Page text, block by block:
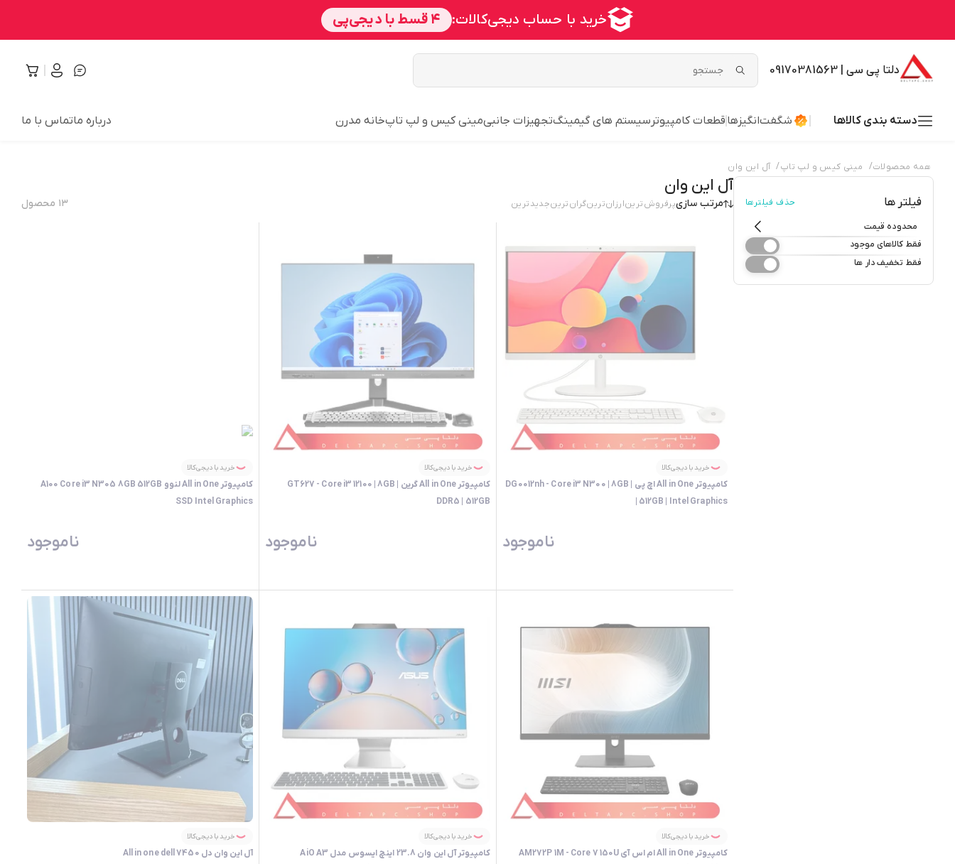
دلتا پی سی | 09170381563
دسته بندی کالاها شگفت‌انگیزها قطعات کامپیوتر سیستم های گیمینگتجهیزات جانبیمینی کیس و لپ تاپخانه مدرن درباره ماتماس با ما
همه محصولات/ مینی کیس و لپ تاپ/ آل این وان
فیلتر ها حذف فیلترها
محدوده قیمت
فقط کالاهای موجود
فقط تخفیف دار ها
آل این وان
مرتب سازیپرفروش‌ترینارزان‌ترینگران‌ترینجدید‌ترین ۱۳ محصول
خرید با دیجی‌کالا
کامپیوتر All in One اچ پی | DG0012nh - Core i3 N300 | 8GB
| 512GB | Intel Graphics
ناموجود
خرید با دیجی‌کالا
کامپیوتر All in One گرین | GT627 - Core i3 12100 | 8GB
DDR5 | 512GB
ناموجود
خرید با دیجی‌کالا
کامپیوتر All in One لنوو A100 Core i3 N305 8GB 512GB
SSD Intel Graphics
ناموجود
خرید با دیجی‌کالا
کامپیوتر All in One ام اس آی AM272P 1M - Core 7 150U
خرید با دیجی‌کالا
کامپیوتر آل این وان 23.8 اینچ ایسوس مدل AiO A3
خرید با دیجی‌کالا
آل این وان دل All in one dell 7450